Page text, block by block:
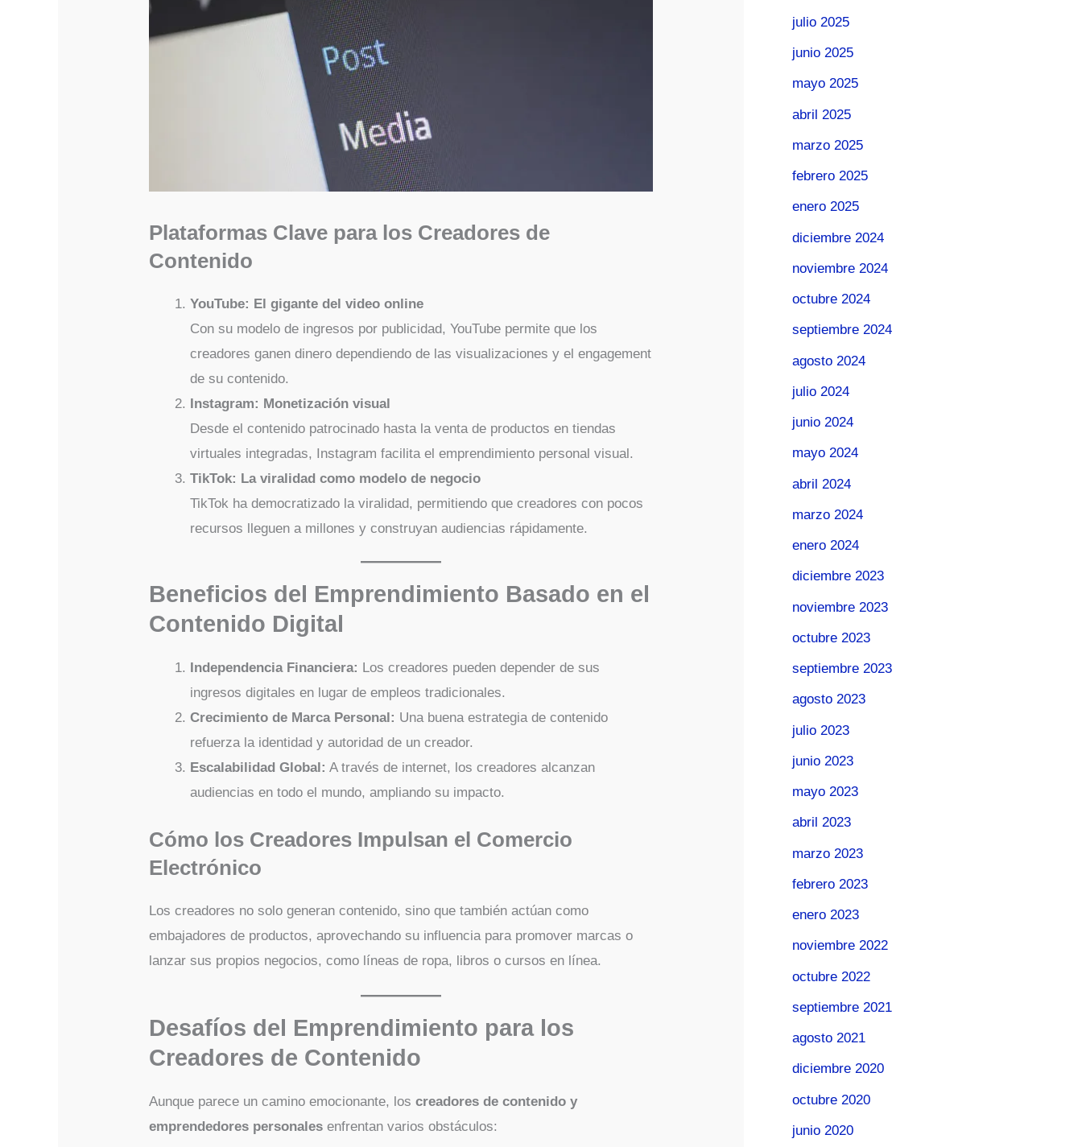
Plataformas Clave para los Creadores de
Contenido
YouTube: El gigante del video online
Con su modelo de ingresos por publicidad, YouTube permite que los
creadores ganen dinero dependiendo de las visualizaciones y el engagement
de su contenido.
Instagram: Monetización visual
Desde el contenido patrocinado hasta la venta de productos en tiendas
virtuales integradas, Instagram facilita el emprendimiento personal visual.
TikTok: La viralidad como modelo de negocio
TikTok ha democratizado la viralidad, permitiendo que creadores con pocos
recursos lleguen a millones y construyan audiencias rápidamente.
Beneficios del Emprendimiento Basado en el
Contenido Digital
Independencia Financiera: Los creadores pueden depender de sus
ingresos digitales en lugar de empleos tradicionales.
Crecimiento de Marca Personal: Una buena estrategia de contenido
refuerza la identidad y autoridad de un creador.
Escalabilidad Global: A través de internet, los creadores alcanzan
audiencias en todo el mundo, ampliando su impacto.
Cómo los Creadores Impulsan el Comercio
Electrónico
Los creadores no solo generan contenido, sino que también actúan como
embajadores de productos, aprovechando su influencia para promover marcas o
lanzar sus propios negocios, como líneas de ropa, libros o cursos en línea.
Desafíos del Emprendimiento para los
Creadores de Contenido
Aunque parece un camino emocionante, loscreadores de contenido y
emprendedores personales enfrentan varios obstáculos:
julio 2025
junio 2025
mayo 2025
abril 2025
marzo 2025
febrero 2025
enero 2025
diciembre 2024
noviembre 2024
octubre 2024
septiembre 2024
agosto 2024
julio 2024
junio 2024
mayo 2024
abril 2024
marzo 2024
enero 2024
diciembre 2023
noviembre 2023
octubre 2023
septiembre 2023
agosto 2023
julio 2023
junio 2023
mayo 2023
abril 2023
marzo 2023
febrero 2023
enero 2023
noviembre 2022
octubre 2022
septiembre 2021
agosto 2021
diciembre 2020
octubre 2020
junio 2020